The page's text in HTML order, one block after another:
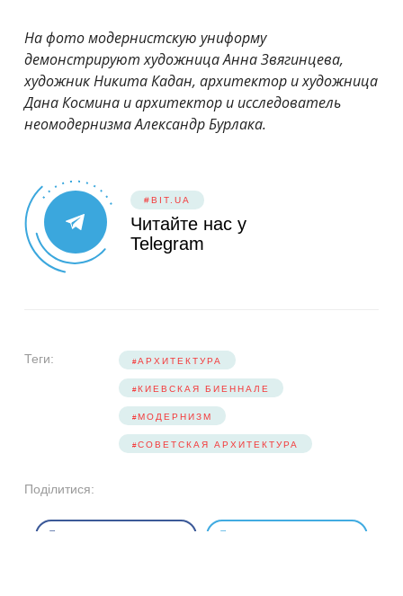
На фото модернистскую униформу
демонстрируют художница Анна Звягинцева,
художник Никита Кадан, архитектор и художница
Дана Космина и архитектор и исследователь
неомодернизма Александр Бурлака.
#BIT.UA
Читайте нас у
Telegram
Теги: АРХИТЕКТУРА
КИЕВСКАЯ БИЕННАЛЕ
МОДЕРНИЗМ
СОВЕТСКАЯ АРХИТЕКТУРА
Поділитися: